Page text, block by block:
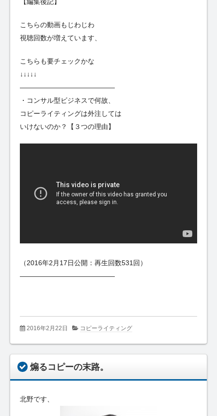
こちらの動画もじわじわ
視聴回数が増えています、
こちらも要チェックかな
↓↓↓↓↓
——————————————
・コンサル型ビジネスで何故、
コピーライティングは外注しては
いけないのか？【３つの理由】
（2016年2月17日公開：再生回数531回）
——————————————
2016年2月22日 コピーライティング
煽るコピーの末路。
北野です、